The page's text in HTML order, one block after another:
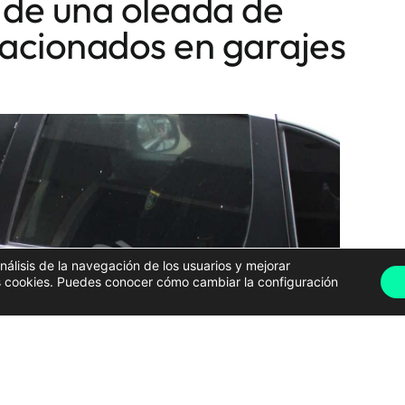
en garajes
de la navegación de los usuarios y mejorar
Puedes conocer cómo cambiar la configuración